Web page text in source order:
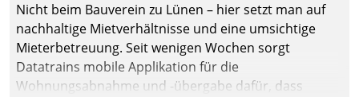
Nicht beim Bauverein zu Lünen – hier setzt man auf
nachhaltige Mietverhältnisse und eine umsichtige
Mieterbetreuung. Seit wenigen Wochen sorgt
Datatrains mobile Applikation für die
Wohnungsabnahme und -übergabe dafür, dass